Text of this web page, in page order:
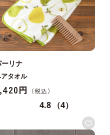
ーリナ
タオル
円
4.8 （4）